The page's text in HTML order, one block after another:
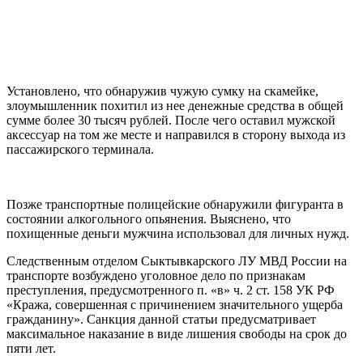
Установлено, что обнаружив чужую сумку на скамейке,
злоумышленник похитил из нее денежные средства в общей
сумме более 30 тысяч рублей. После чего оставил мужской
аксессуар на том же месте и направился в сторону выхода из
пассажирского терминала.
Позже транспортные полицейские обнаружили фигуранта в
состоянии алкогольного опьянения. Выяснено, что
похищенные деньги мужчина использовал для личных нужд.
Следственным отделом Сыктывкарского ЛУ МВД России на
транспорте возбуждено уголовное дело по признакам
преступления, предусмотренного п. «в» ч. 2 ст. 158 УК РФ
«Кража, совершенная с причинением значительного ущерба
гражданину». Санкция данной статьи предусматривает
максимальное наказание в виде лишения свободы на срок до
пяти лет.